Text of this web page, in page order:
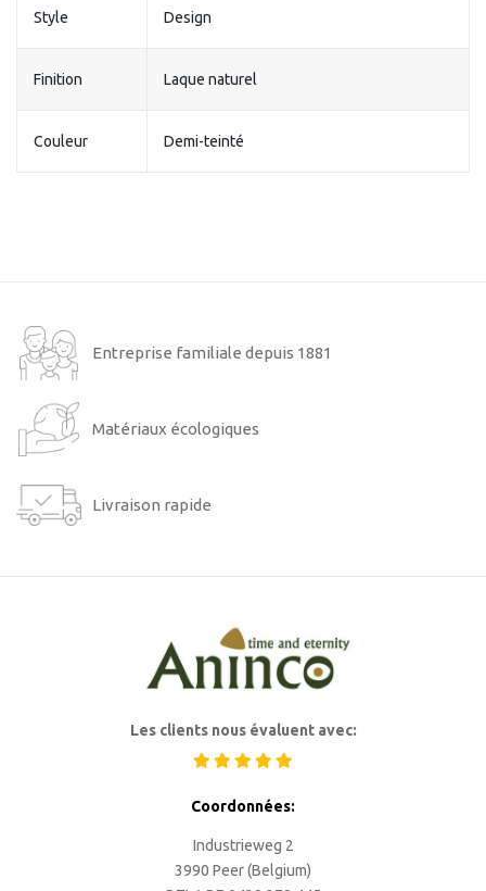
Style Design
Finition Laque naturel
Couleur Demi-teinté
Entreprise familiale depuis 1881
Matériaux écologiques
Livraison rapide
Les clients nous évaluent avec:
Coordonnées:
Industrieweg 2
3990 Peer (Belgium)